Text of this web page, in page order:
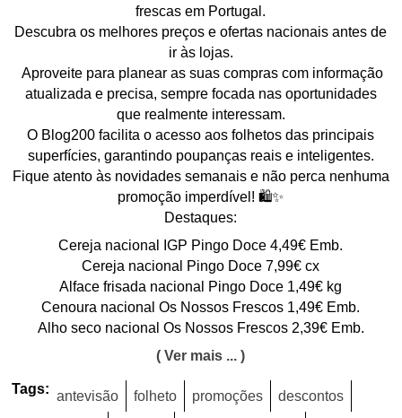
frescas em Portugal.
Descubra os melhores preços e ofertas nacionais antes de
ir às lojas.
Aproveite para planear as suas compras com informação
atualizada e precisa, sempre focada nas oportunidades
que realmente interessam.
O Blog200 facilita o acesso aos folhetos das principais
superfícies, garantindo poupanças reais e inteligentes.
Fique atento às novidades semanais e não perca nenhuma
promoção imperdível! 🛍️✨
Destaques:
Cereja nacional IGP Pingo Doce 4,49€ Emb.
Cereja nacional Pingo Doce 7,99€ cx
Alface frisada nacional Pingo Doce 1,49€ kg
Cenoura nacional Os Nossos Frescos 1,49€ Emb.
Alho seco nacional Os Nossos Frescos 2,39€ Emb.
( Ver mais ... )
Tags: antevisão folheto promoções descontos